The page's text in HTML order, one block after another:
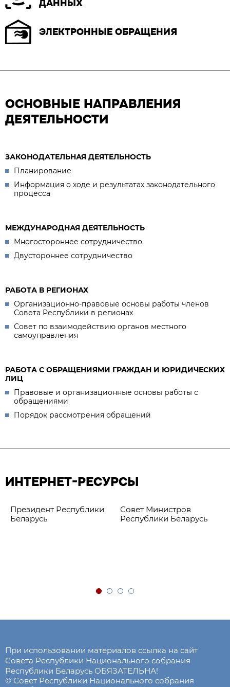
ДАННЫХ
ЭЛЕКТРОННЫЕ ОБРАЩЕНИЯ
ОСНОВНЫЕ НАПРАВЛЕНИЯ
ДЕЯТЕЛЬНОСТИ
ЗАКОНОДАТЕЛЬНАЯ ДЕЯТЕЛЬНОСТЬ
Планирование
Информация о ходе и результатах законодательного
процесса
МЕЖДУНАРОДНАЯ ДЕЯТЕЛЬНОСТЬ
Многостороннее сотрудничество
Двустороннее сотрудничество
РАБОТА В РЕГИОНАХ
Организационно-правовые основы работы членов
Совета Республики в регионах
Совет по взаимодействию органов местного
самоуправления
РАБОТА С ОБРАЩЕНИЯМИ ГРАЖДАН И ЮРИДИЧЕСКИХ
ЛИЦ
Правовые и организационные основы работы с
обращениями
Порядок рассмотрения обращений
ИНТЕРНЕТ-РЕСУРСЫ
Президент Республики
Беларусь
Совет Министров
Республики Беларусь
При использовании материалов ссылка на сайт
Совета Республики Национального собрания
Республики Беларусь ОБЯЗАТЕЛЬНА!
© Совет Республики Национального собрания